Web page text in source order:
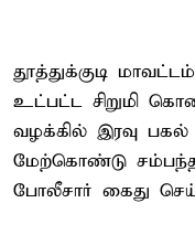
தூத்துக்குடி
உட்பட்ட சிறுமி
வழக்கில் இரவு பகல்
மேற்கொண்டு
போலீசார் கைது